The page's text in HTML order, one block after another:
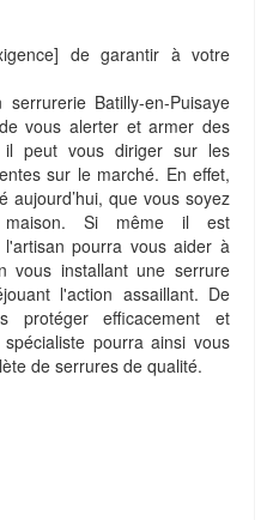
de garantir à votre
Batilly-en-Puisaye
vous alerter et armer des
il peut vous diriger sur les
sur le marché. En effet,
aujourd’hui, que vous soyez
Si même il est
pourra vous aider à
vous installant une serrure
l'action assaillant. De
protéger efficacement et
pourra ainsi vous
de serrures de qualité.